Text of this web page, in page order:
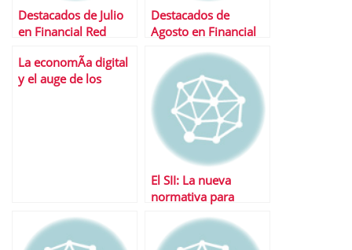
Destacados de Julio
en Financial Red
Destacados de
Agosto en Financial
La economÃ­a digital
y el auge de los
El SII: La nueva
normativa para
IVA en tiempo real